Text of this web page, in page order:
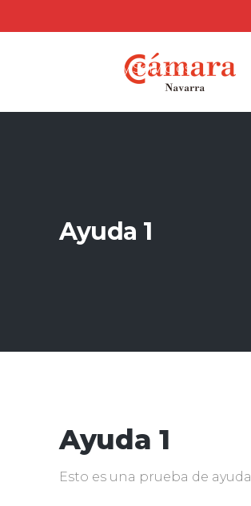
Cámara Navarra de Comercio,
Industria y Servicios
Ayuda 1
Ayuda 1
Esto es una prueba de ayuda